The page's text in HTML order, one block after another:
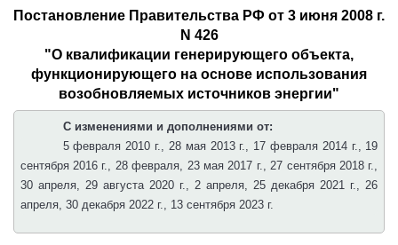
Постановление Правительства РФ от 3 июня 2008 г.
N 426
"О квалификации генерирующего объекта,
функционирующего на основе использования
возобновляемых источников энергии"
С изменениями и дополнениями от:
5 февраля 2010 г., 28 мая 2013 г., 17 февраля 2014 г., 19
сентября 2016 г., 28 февраля, 23 мая 2017 г., 27 сентября 2018 г.,
30 апреля, 29 августа 2020 г., 2 апреля, 25 декабря 2021 г., 26
апреля, 30 декабря 2022 г., 13 сентября 2023 г.